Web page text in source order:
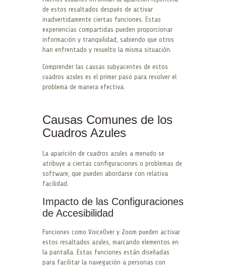
de estos resaltados después de activar
inadvertidamente ciertas funciones. Estas
experiencias compartidas pueden proporcionar
información y tranquilidad, sabiendo que otros
han enfrentado y resuelto la misma situación.
Comprender las causas subyacentes de estos
cuadros azules es el primer paso para resolver el
problema de manera efectiva.
Causas Comunes de los
Cuadros Azules
La aparición de cuadros azules a menudo se
atribuye a ciertas configuraciones o problemas de
software, que pueden abordarse con relativa
facilidad.
Impacto de las Configuraciones
de Accesibilidad
Funciones como VoiceOver y Zoom pueden activar
estos resaltados azules, marcando elementos en
la pantalla. Estas funciones están diseñadas
para facilitar la navegación a personas con